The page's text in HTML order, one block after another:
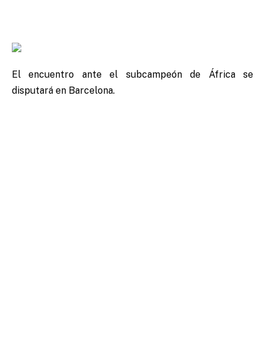
El encuentro ante el subcampeón de África se
disputará en Barcelona.